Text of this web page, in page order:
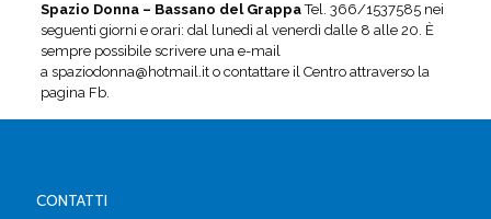
Spazio Donna – Bassano del GrappaTel. 366/1537585 nei
seguenti giorni e orari: dal lunedì al venerdì dalle 8 alle 20. È
sempre possibile scrivere una e-mail
a spaziodonna@hotmail.it o contattare il Centro attraverso la
pagina Fb.
CONTATTI